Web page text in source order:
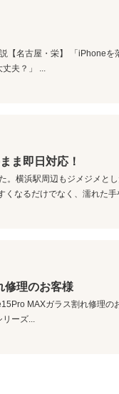
【名古屋・栄】 「iPhoneを
夫？」 ...
ま即日対応！
。横浜駅周辺もジメジメと
くなるだけでなく、濡れた手
修理のお客様
MAXガラス割れ修理の
ーズ...